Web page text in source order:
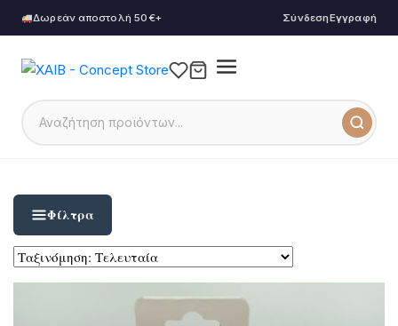
Δωρεάν αποστολή 50€+ ΣύνδεσηΕγγραφή
Φίλτρα